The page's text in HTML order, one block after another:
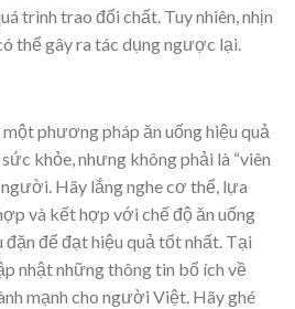
trình trao đổi chất. Tuy nhiên, nhịn
thể gây ra tác dụng ngược lại.
phương pháp ăn uống hiệu quả
khỏe, nhưng không phải là “viên
Hãy lắng nghe cơ thể, lựa
và kết hợp với chế độ ăn uống
đặn để đạt hiệu quả tốt nhất. Tại
nhật những thông tin bổ ích về
mạnh cho người Việt. Hãy ghé